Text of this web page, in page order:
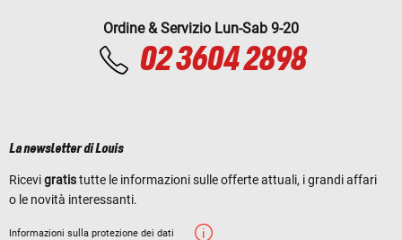
Ordine & Servizio Lun-Sab 9-20
02 3604 2898
La newsletter di Louis
Ricevigratistutte le informazioni sulle offerte attuali, i grandi affari
o le novità interessanti.
Informazioni sulla protezione dei dati